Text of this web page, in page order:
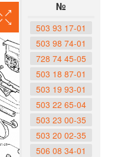
№
503 93 17-01
503 98 74-01
728 74 45-05
503 18 87-01
503 19 93-01
503 22 65-04
503 23 00-35
503 20 02-35
506 08 34-01